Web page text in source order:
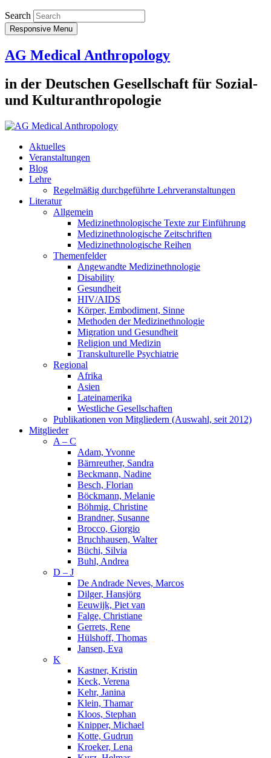
Search
Responsive Menu
AG Medical Anthropology
in der Deutschen Gesellschaft für Sozial-
und Kulturanthropologie
Aktuelles
Veranstaltungen
Blog
Lehre
Regelmäßig durchgeführte Lehrveranstaltungen
Literatur
Allgemein
Medizinethnologische Texte zur Einführung
Medizinethnologische Zeitschriften
Medizinethnologische Reihen
Themenfelder
Angewandte Medizinethnologie
Disability
Gesundheit
HIV/AIDS
Körper, Embodiment, Sinne
Methoden der Medizinethnologie
Migration und Gesundheit
Religion und Medizin
Transkulturelle Psychiatrie
Regional
Afrika
Asien
Lateinamerika
Westliche Gesellschaften
Publikationen von Mitgliedern (Auswahl, seit 2012)
Mitglieder
A – C
Adam, Yvonne
Bärnreuther, Sandra
Beckmann, Nadine
Besch, Florian
Böckmann, Melanie
Böhmig, Christine
Brandner, Susanne
Brocco, Giorgio
Bruchhausen, Walter
Büchi, Silvia
Buhl, Andrea
D – J
De Andrade Neves, Marcos
Dilger, Hansjörg
Eeuwijk, Piet van
Falge, Christiane
Gerrets, Rene
Hülshoff, Thomas
Jansen, Eva
K
Kastner, Kristin
Keck, Verena
Kehr, Janina
Klein, Thamar
Kloos, Stephan
Knipper, Michael
Kotte, Gudrun
Kroeker, Lena